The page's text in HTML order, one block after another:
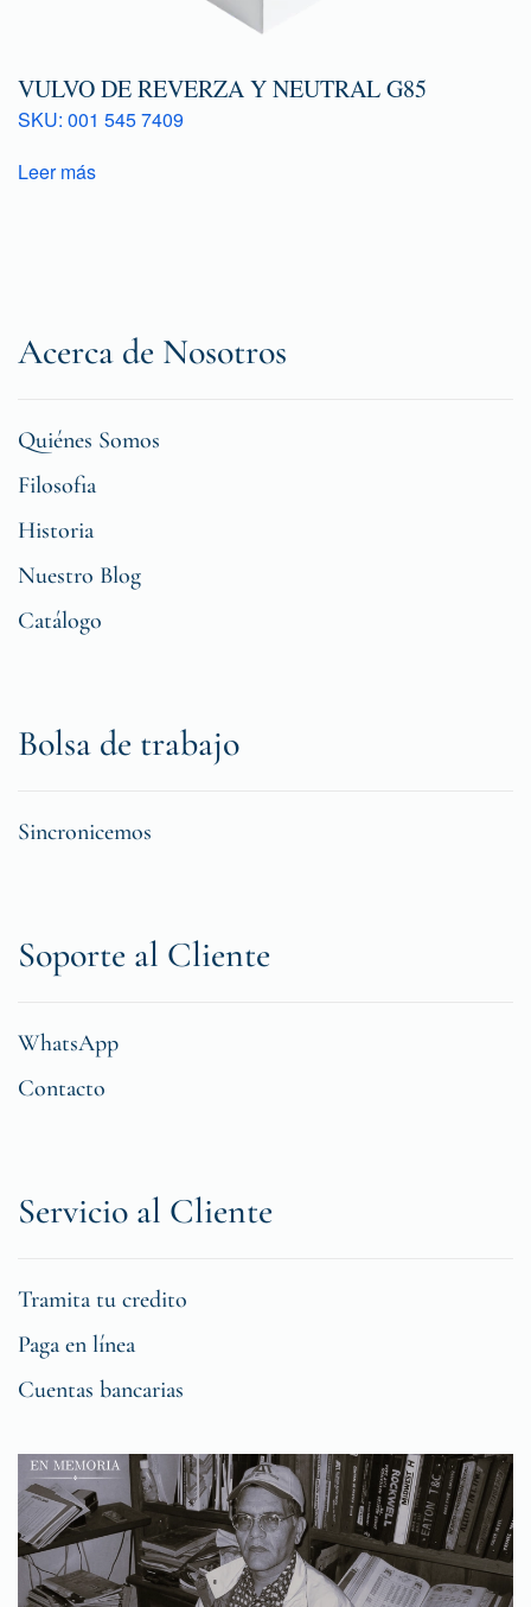
VULVO DE REVERZA Y NEUTRAL G85
SKU: 001 545 7409
Leer más
Acerca de Nosotros
Quiénes Somos
Filosofia
Historia
Nuestro Blog
Catálogo
Bolsa de trabajo
Sincronicemos
Soporte al Cliente
WhatsApp
Contacto
Servicio al Cliente
Tramita tu credito
Paga en línea
Cuentas bancarias